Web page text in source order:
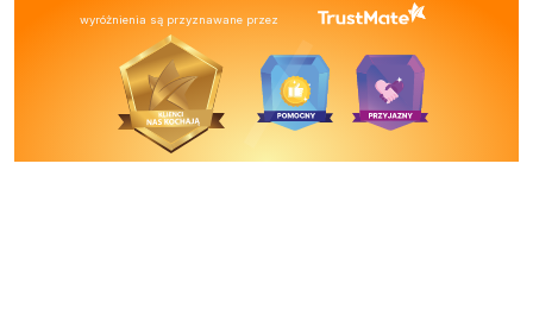
wyróżnienia są przyznawane przez